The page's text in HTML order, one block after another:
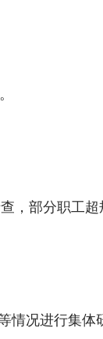
，部分职工超
情况进行集体